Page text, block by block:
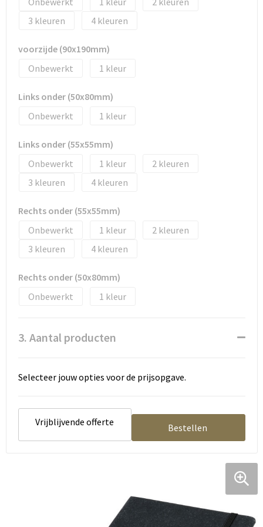
Tassen en Rugzakken
Verzorging en Wellness
Vrije tijd en reizen
Ondergoed, Sokken en Nachtkleding
Peuters en Baby's
Sport
3
4
voorzijde (90x190mm)
Onbewerkt
1
Links onder (50x80mm)
Onbewerkt
1
Links onder (55x55mm)
Onbewerkt
1
2
3
4
Rechts onder (55x55mm)
Onbewerkt
1
2
3
4
Rechts onder (50x80mm)
Onbewerkt
1
3. Aantal producten
Selecteer jouw opties voor de prijsopgave.
Vrijblijvende offerte Bestellen